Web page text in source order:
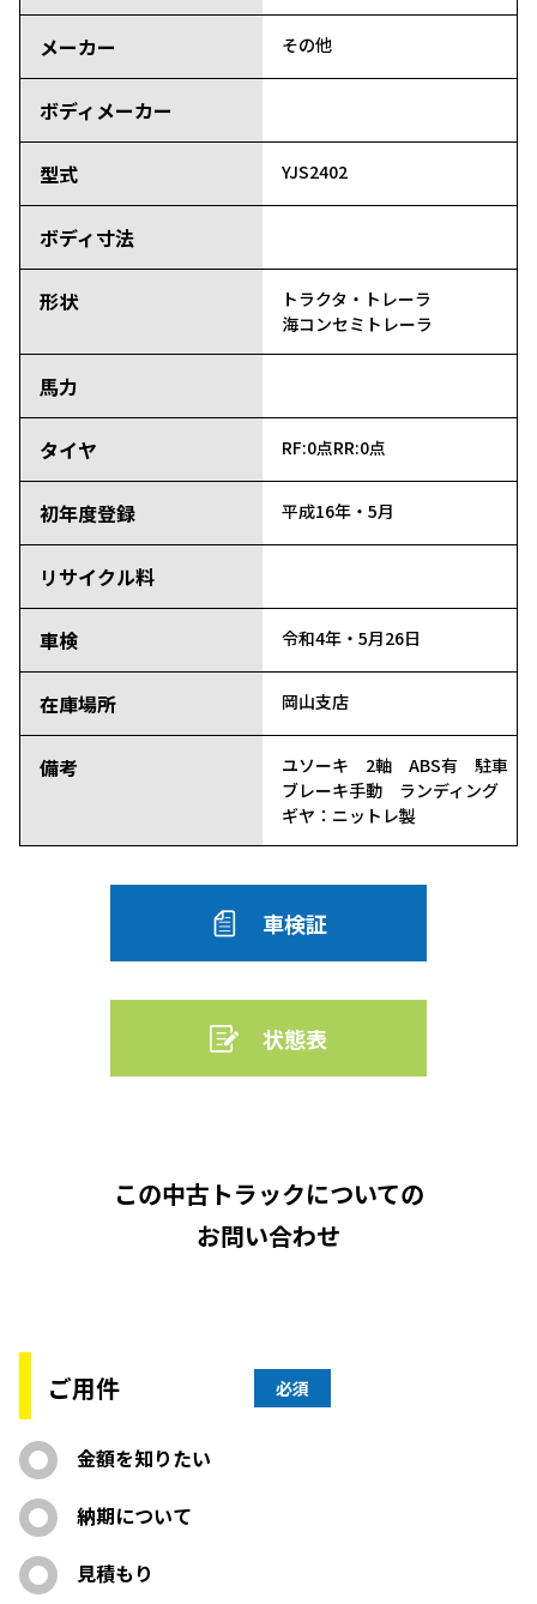
メーカー その他
ボディメーカー
型式 YJS2402
ボディ寸法
形状
トラクタ・トレーラ
海コンセミトレーラ
馬力
タイヤ RF:0点RR:0点
初年度登録 平成16年・5月
リサイクル料
車検 令和4年・5月26日
在庫場所 岡山支店
備考
ユソーキ 2軸 ABS有 駐車
ブレーキ手動 ランディング
ギヤ：ニットレ製
車検証
状態表
この中古トラックについての
お問い合わせ
ご用件 必須
金額を知りたい
納期について
見積もり